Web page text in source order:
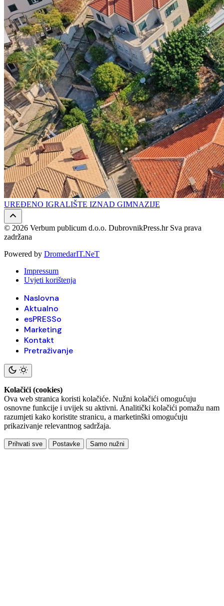
UREĐENO IGRALIŠTE IZNAD GIMNAZIJE
© 2026 Verbum publicum d.o.o. DubrovnikPress.hr Sva prava
zadržana
Powered by DromedarIT.NeT
Impressum
Uvjeti korištenja
Naslovna
Aktualno
esPRESSo
Marketing
Kontakt
Pretraživanje
Kolačići (cookies)
Ova web stranica koristi kolačiće. Nužni kolačići omogućuju
osnovne funkcije i uvijek su aktivni. Analitički kolačići pomažu nam
razumjeti kako koristite stranicu, a marketinški omogućuju
prikazivanje relevantnog sadržaja.
Prihvati sve Postavke Samo nužni